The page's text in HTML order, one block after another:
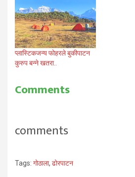
प्लास्टिकजन्य फोहरले बुकीपाटन
कुरुप बन्ने खतरा..
Comments
comments
Tags: गोठाला, ढोरपाटन